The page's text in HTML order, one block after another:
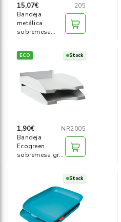
15,07€
205
Bandeja
metálica
sobremesa
ECO Stock
1,90€
NR2005
Bandeja
Ecogreen
sobremesa gris
Stock